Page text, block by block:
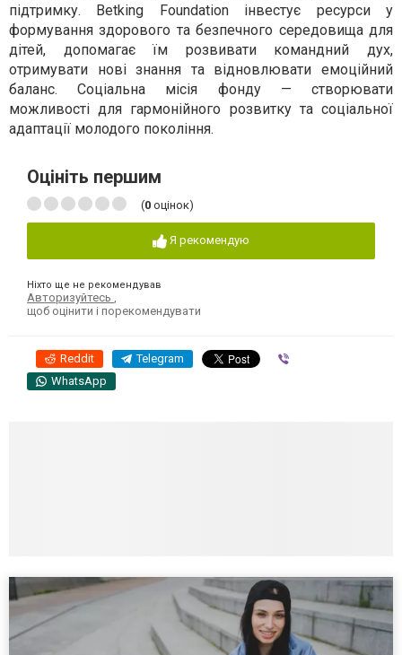
підтримку. Betking Foundation інвестує ресурси у
формування здорового та безпечного середовища для
дітей, допомагає їм розвивати командний дух,
отримувати нові знання та відновлювати емоційний
баланс. Соціальна місія фонду — створювати
можливості для гармонійного розвитку та соціальної
адаптації молодого покоління.
Оцініть першим
(0 оцінок)
Я рекомендую
Ніхто ще не рекомендував
Авторизуйтесь
щоб оцінити і порекомендувати
Reddit Telegram
WhatsApp